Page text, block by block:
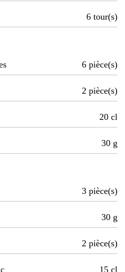
6 tour(s)
6 pièce(s)
2 pièce(s)
20 cl
30 g
3 pièce(s)
30 g
2 pièce(s)
15 cl